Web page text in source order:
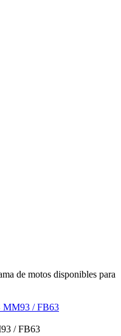
de motos disponibles para
MM93 / FB63
/ FB63